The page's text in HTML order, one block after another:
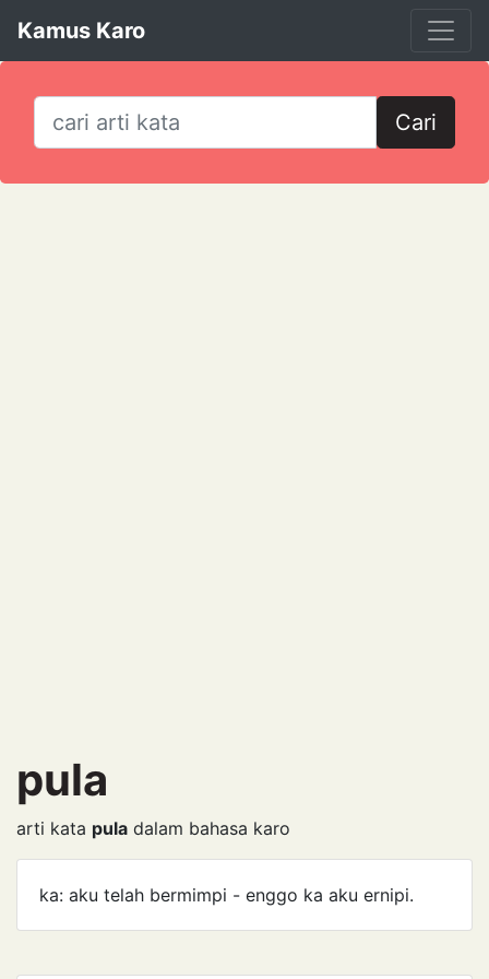
Kamus Karo
Cari
pula
arti kata pula dalam bahasa karo
ka: aku telah bermimpi - enggo ka aku ernipi.